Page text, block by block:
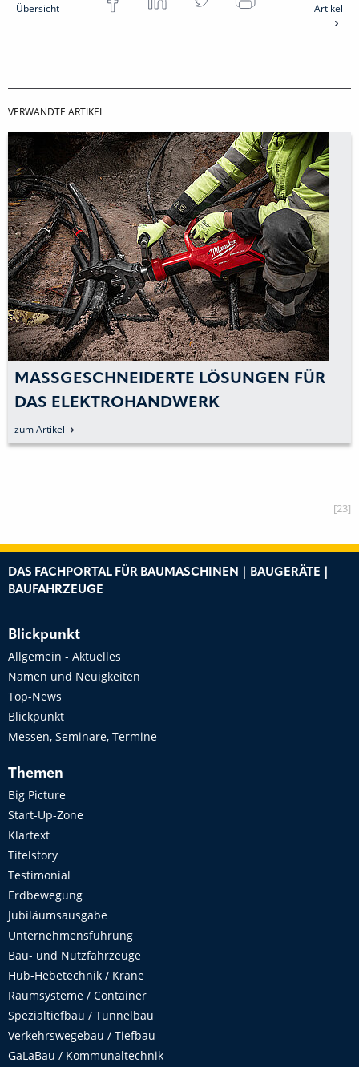
Übersicht
Artikel
VERWANDTE ARTIKEL
MASSGESCHNEIDERTE LÖSUNGEN FÜR D
AS ELEKTROHANDWERK
zum Artikel
[23]
DAS FACHPORTAL FÜR BAUMASCHINEN | BAUGERÄTE |
BAUFAHRZEUGE
Blickpunkt
Allgemein - Aktuelles
Namen und Neuigkeiten
Top-News
Blickpunkt
Messen, Seminare, Termine
Themen
Big Picture
Start-Up-Zone
Klartext
Titelstory
Testimonial
Erdbewegung
Jubiläumsausgabe
Unternehmensführung
Bau- und Nutzfahrzeuge
Hub-Hebetechnik / Krane
Raumsysteme / Container
Spezialtiefbau / Tunnelbau
Verkehrswegebau / Tiefbau
GaLaBau / Kommunaltechnik